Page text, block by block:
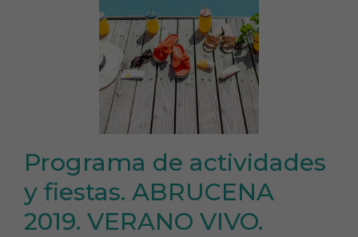
Programa de actividades
y fiestas. ABRUCENA
2019. VERANO VIVO.